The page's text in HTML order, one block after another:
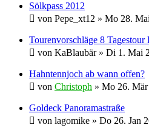
Sölkpass 2012
von Pepe_xt12 » Mo 28.
Tourenvorschläge 8
von KaBlaubär» Di 1. Mai
Hahntennjoch ab wann offen?
von Christoph » Mo 26.
Goldeck Panoramastraße
von lagomike » Do 26. Jan